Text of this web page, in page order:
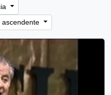
ascendente